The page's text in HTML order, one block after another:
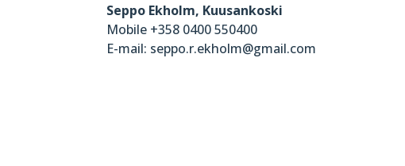
Seppo Ekholm, Kuusankoski
Mobile +358 0400 550400
E-mail: seppo.r.ekholm@gmail.com